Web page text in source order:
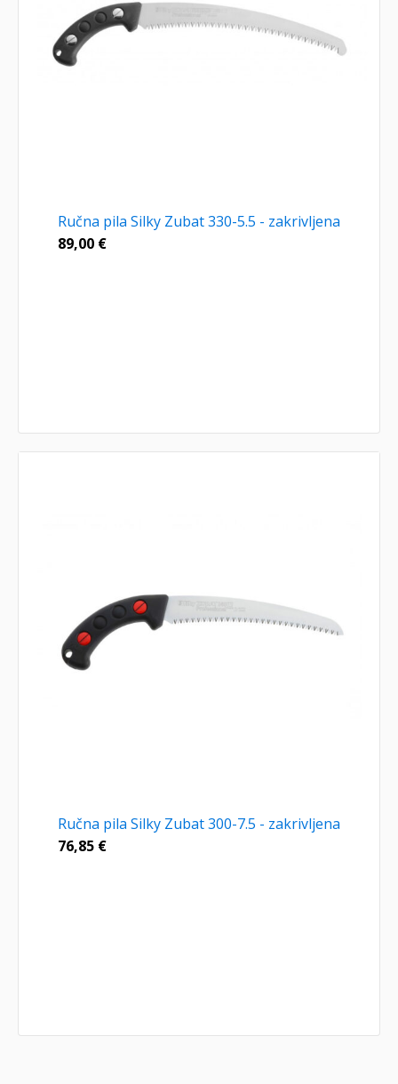
Ručna pila Silky Zubat 330-5.5 - zakrivljena
89,00 €
Ručna pila Silky Zubat 300-7.5 - zakrivljena
76,85 €